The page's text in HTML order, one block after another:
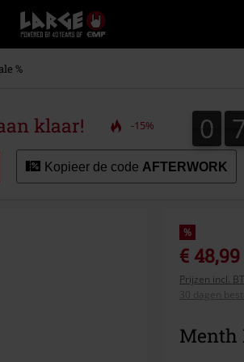
Large
–
Muziek-,
+
kleding
%
klaar! -15% 0
0
Kopieer de code AFTERWORK
%
€ 48,99
Prijzen incl.
30 dagen
Menth